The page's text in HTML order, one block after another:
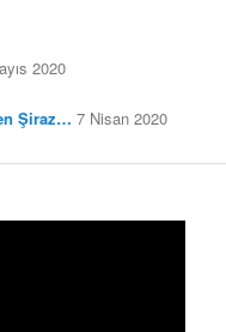
2020
Şiraz… 7 Nisan 2020